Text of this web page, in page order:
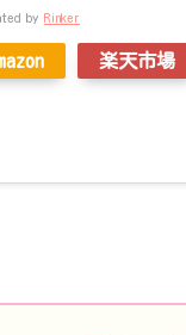
by Rinker
楽天市場